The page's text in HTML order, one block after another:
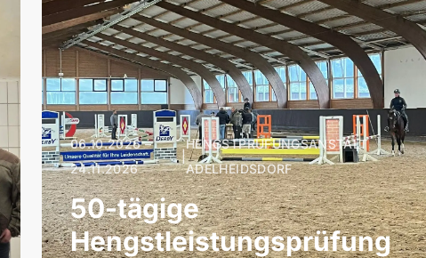
06.10.2026 –
24.11.2026
|
HENGSTPRÜFUNGSANSTALT
ADELHEIDSDORF
50-tägige
Hengstleistungsprüfung